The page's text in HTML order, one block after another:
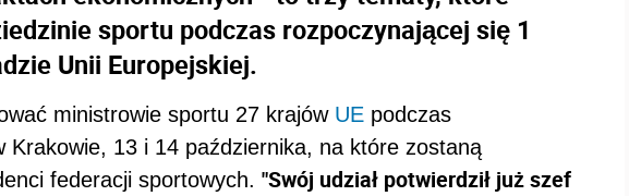
sportu podczas rozpoczynającej się 1
Unii Europejskiej.
ministrowie sportu 27 krajów UE podczas
Krakowie, 13 i 14 października, na które zostaną
federacji sportowych. "Swój udział potwierdził już szef